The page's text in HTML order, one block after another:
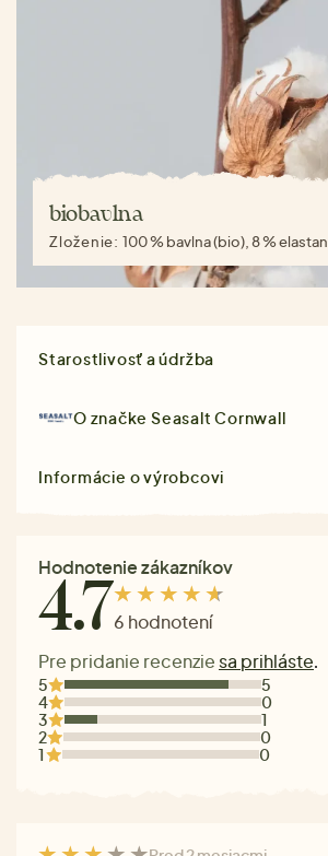
biobavlna
Zloženie: 100 % bavlna (bio), 8 % elastan
Starostlivosť a údržba
O značkeSeasalt Cornwall
Informácie o výrobcovi
Hodnotenie zákazníkov
4.76 hodnotení
Pre pridanie recenzie sa prihláste.
5
5
4
0
3
1
2
0
1
0